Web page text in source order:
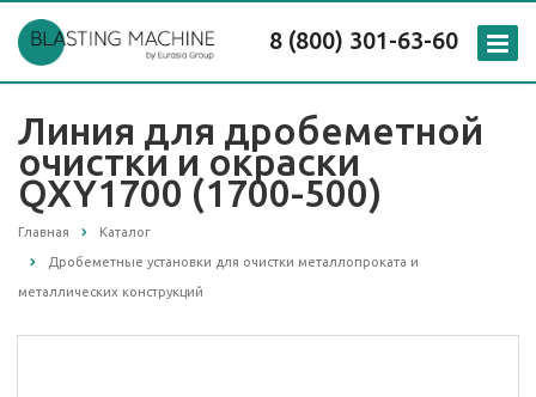
8 (800) 301-63-60
Линия для дробеметной
очистки и окраски
QXY1700 (1700-500)
Главная Каталог
Дробеметные установки для очистки металлопроката и
металлических конструкций